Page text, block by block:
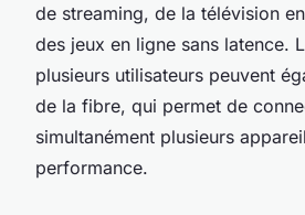
de streaming, de la télévision
des jeux en ligne sans latence.
plusieurs utilisateurs peuvent
de la fibre, qui permet de
simultanément plusieurs
performance.